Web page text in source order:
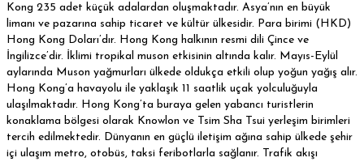
Kong 235 adet küçük adalardan oluşmaktadır. Asya’nın en büyük
limanı ve pazarına sahip ticaret ve kültür ülkesidir. Para birimi (HKD)
Hong Kong Doları’dır. Hong Kong halkının resmi dili Çince ve
İngilizce’dir. İklimi tropikal muson etkisinin altında kalır. Mayıs-Eylül
aylarında Muson yağmurları ülkede oldukça etkili olup yoğun yağış alır.
Hong Kong’a havayolu ile yaklaşık 11 saatlik uçak yolculuğuyla
ulaşılmaktadır. Hong Kong’ta buraya gelen yabancı turistlerin
konaklama bölgesi olarak Knowlon ve Tsim Sha Tsui yerleşim birimleri
tercih edilmektedir. Dünyanın en güçlü iletişim ağına sahip ülkede şehir
içi ulaşım metro, otobüs, taksi feribotlarla sağlanır. Trafik akışı